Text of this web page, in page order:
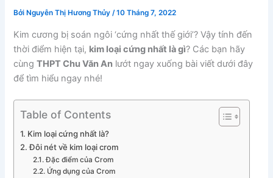
Bởi Nguyễn Thị Hương Thủy/10 Tháng 7, 2022
Kim cương bị soán ngôi ‘cứng nhất thế giới’? Vậy tính đến
thời điểm hiện tại, kim loại cứng nhất là gì? Các bạn hãy
cùngTHPT Chu Văn An lướt ngay xuống bài viết dưới đây
để tìm hiểu ngay nhé!
Table of Contents
Kim loại cứng nhất là?
Đôi nét về kim loại crom
Đặc điểm của Crom
Ứng dụng của Crom